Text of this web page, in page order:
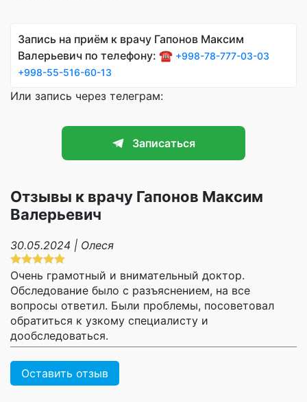
Запись на приём к врачу Гапонов Максим
Валерьевич по телефону: ☎️ +998-78-777-03-03
+998-55-516-60-13
Или запись через телеграм:
Записаться
Отзывы к врачу Гапонов Максим
Валерьевич
30.05.2024 | Олеся
Очень грамотный и внимательный доктор.
Обследование было с разъяснением, на все
вопросы ответил. Были проблемы, посоветовал
обратиться к узкому специалисту и
дообследоваться.
Оставить отзыв